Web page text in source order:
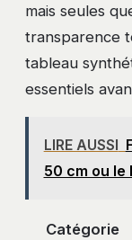
mais seules
transparence
tableau
essentiels
LIRE AUSSI
50 cm ou le
Catégorie